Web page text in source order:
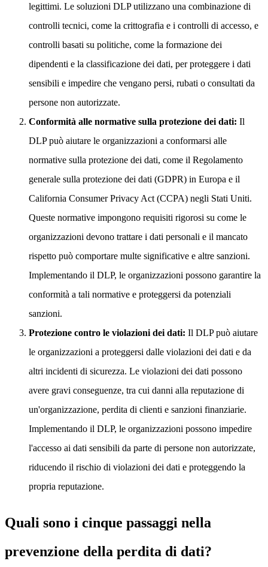
legittimi. Le soluzioni DLP utilizzano una combinazione di
controlli tecnici, come la crittografia e i controlli di accesso, e
controlli basati su politiche, come la formazione dei
dipendenti e la classificazione dei dati, per proteggere i dati
sensibili e impedire che vengano persi, rubati o consultati da
persone non autorizzate.
Conformità alle normative sulla protezione dei dati: Il
DLP può aiutare le organizzazioni a conformarsi alle
normative sulla protezione dei dati, come il Regolamento
generale sulla protezione dei dati (GDPR) in Europa e il
California Consumer Privacy Act (CCPA) negli Stati Uniti.
Queste normative impongono requisiti rigorosi su come le
organizzazioni devono trattare i dati personali e il mancato
rispetto può comportare multe significative e altre sanzioni.
Implementando il DLP, le organizzazioni possono garantire la
conformità a tali normative e proteggersi da potenziali
sanzioni.
Protezione contro le violazioni dei dati: Il DLP può aiutare
le organizzazioni a proteggersi dalle violazioni dei dati e da
altri incidenti di sicurezza. Le violazioni dei dati possono
avere gravi conseguenze, tra cui danni alla reputazione di
un'organizzazione, perdita di clienti e sanzioni finanziarie.
Implementando il DLP, le organizzazioni possono impedire
l'accesso ai dati sensibili da parte di persone non autorizzate,
riducendo il rischio di violazioni dei dati e proteggendo la
propria reputazione.
Quali sono i cinque passaggi nella
prevenzione della perdita di dati?